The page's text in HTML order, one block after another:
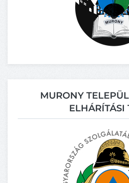
MURONY
ELHÁRÍTÁSI